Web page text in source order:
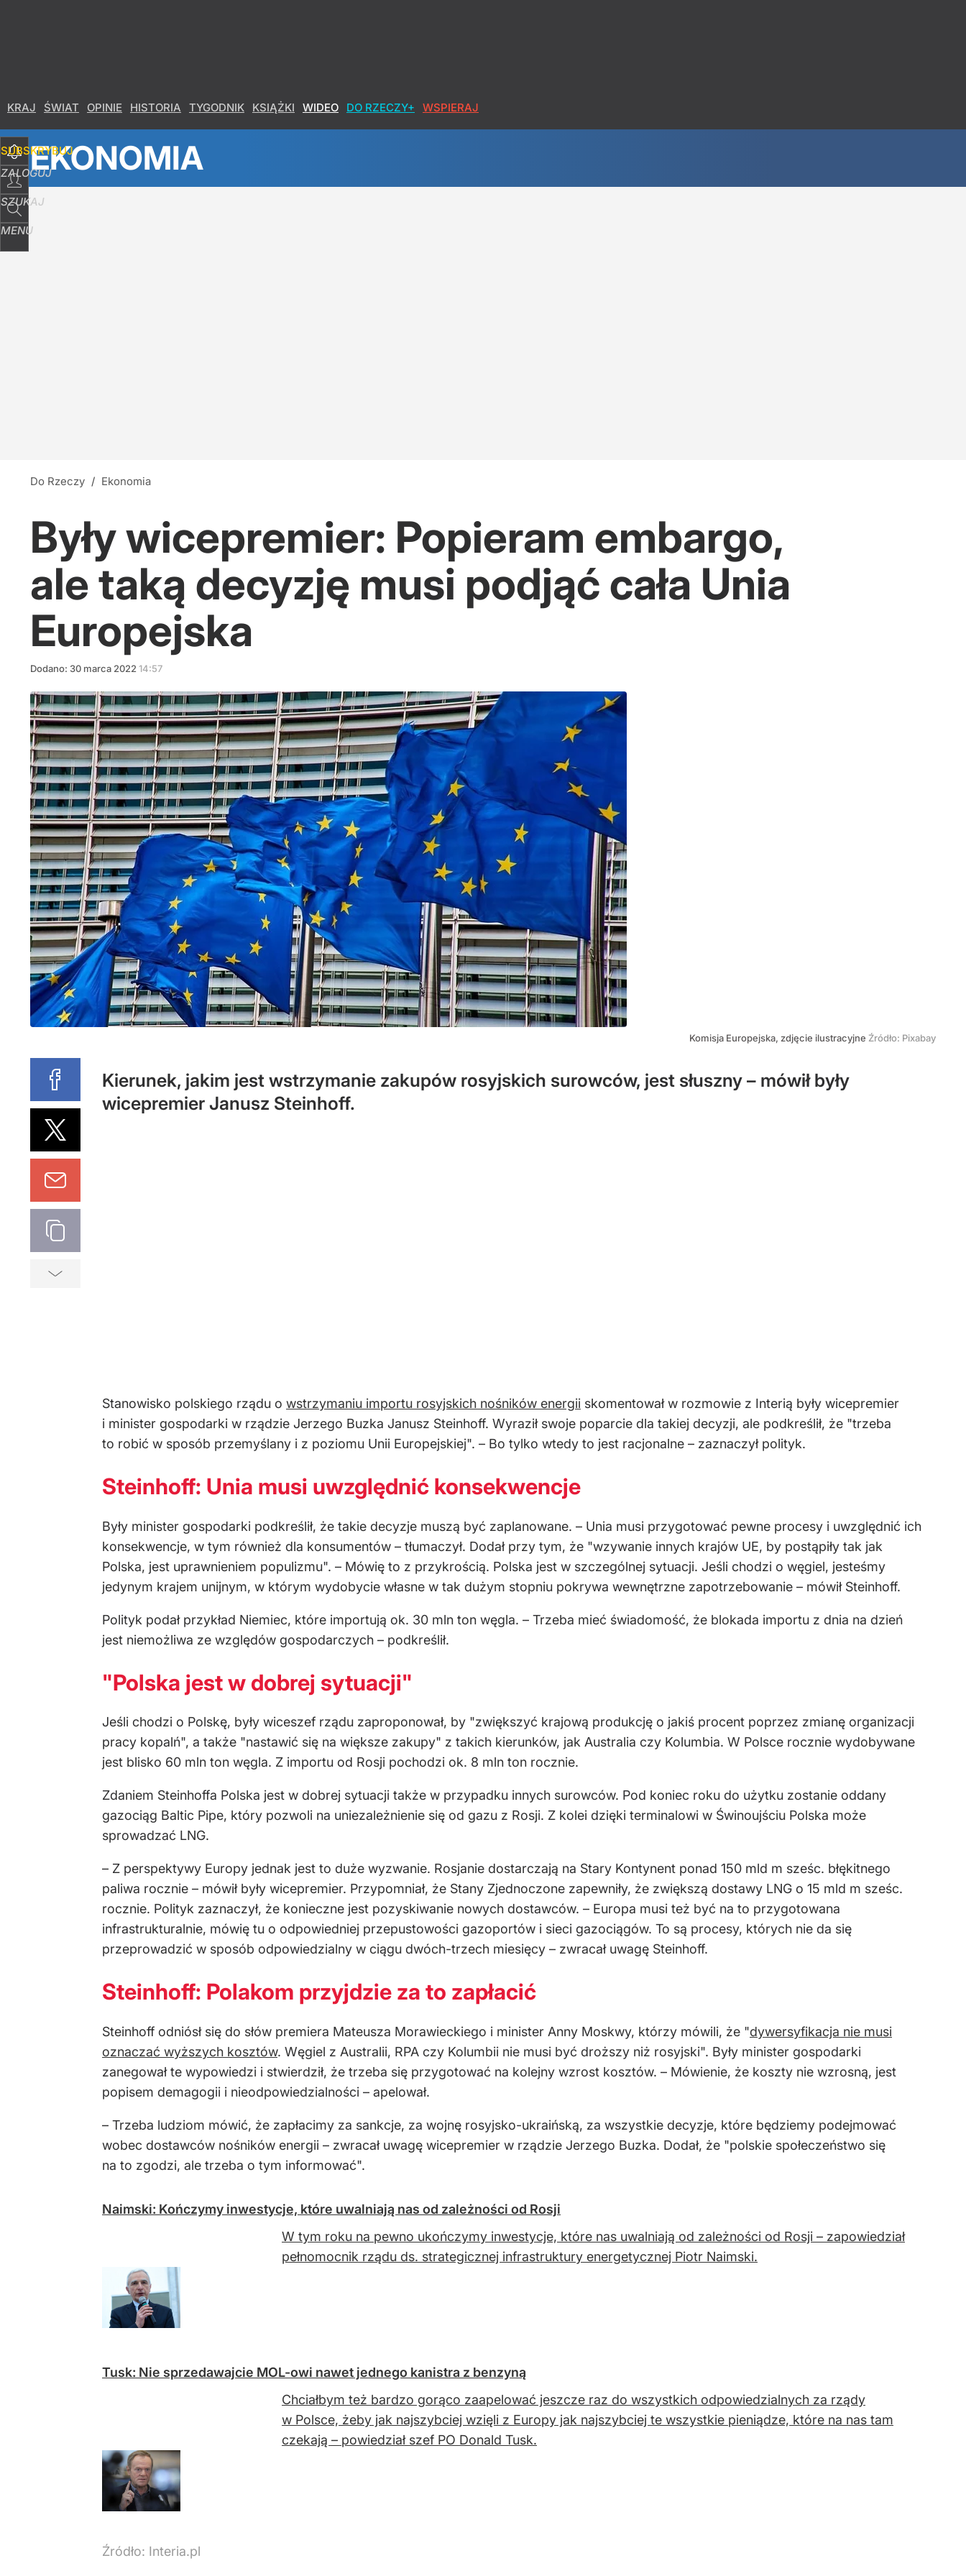
KRAJ ŚWIAT OPINIE HISTORIA TYGODNIK KSIĄŻKI WIDEO DO RZECZY+ WSPIERAJ
SUBSKRYBUJ
ZALOGUJ
SZUKAJ
MENU
EKONOMIA
Do Rzeczy / Ekonomia
Były wicepremier: Popieram embargo,
ale taką decyzję musi podjąć cała Unia
Europejska
Dodano: 30 marca 2022 14:57
Komisja Europejska, zdjęcie ilustracyjne Źródło: Pixabay
Kierunek, jakim jest wstrzymanie zakupów rosyjskich surowców, jest słuszny – mówił były
wicepremier Janusz Steinhoff.
Stanowisko polskiego rządu o wstrzymaniu importu rosyjskich nośników energii skomentował w rozmowie z Interią były wicepremier
i minister gospodarki w rządzie Jerzego Buzka Janusz Steinhoff. Wyraził swoje poparcie dla takiej decyzji, ale podkreślił, że "trzeba
to robić w sposób przemyślany i z poziomu Unii Europejskiej". – Bo tylko wtedy to jest racjonalne – zaznaczył polityk.
Steinhoff: Unia musi uwzględnić konsekwencje
Były minister gospodarki podkreślił, że takie decyzje muszą być zaplanowane. – Unia musi przygotować pewne procesy i uwzględnić ich
konsekwencje, w tym również dla konsumentów – tłumaczył. Dodał przy tym, że "wzywanie innych krajów UE, by postąpiły tak jak
Polska, jest uprawnieniem populizmu". – Mówię to z przykrością. Polska jest w szczególnej sytuacji. Jeśli chodzi o węgiel, jesteśmy
jedynym krajem unijnym, w którym wydobycie własne w tak dużym stopniu pokrywa wewnętrzne zapotrzebowanie – mówił Steinhoff.
Polityk podał przykład Niemiec, które importują ok. 30 mln ton węgla. – Trzeba mieć świadomość, że blokada importu z dnia na dzień
jest niemożliwa ze względów gospodarczych – podkreślił.
"Polska jest w dobrej sytuacji"
Jeśli chodzi o Polskę, były wiceszef rządu zaproponował, by "zwiększyć krajową produkcję o jakiś procent poprzez zmianę organizacji
pracy kopalń", a także "nastawić się na większe zakupy" z takich kierunków, jak Australia czy Kolumbia. W Polsce rocznie wydobywane
jest blisko 60 mln ton węgla. Z importu od Rosji pochodzi ok. 8 mln ton rocznie.
Zdaniem Steinhoffa Polska jest w dobrej sytuacji także w przypadku innych surowców. Pod koniec roku do użytku zostanie oddany
gazociąg Baltic Pipe, który pozwoli na uniezależnienie się od gazu z Rosji. Z kolei dzięki terminalowi w Świnoujściu Polska może
sprowadzać LNG.
– Z perspektywy Europy jednak jest to duże wyzwanie. Rosjanie dostarczają na Stary Kontynent ponad 150 mld m sześc. błękitnego
paliwa rocznie – mówił były wicepremier. Przypomniał, że Stany Zjednoczone zapewniły, że zwiększą dostawy LNG o 15 mld m sześc.
rocznie. Polityk zaznaczył, że konieczne jest pozyskiwanie nowych dostawców. – Europa musi też być na to przygotowana
infrastrukturalnie, mówię tu o odpowiedniej przepustowości gazoportów i sieci gazociągów. To są procesy, których nie da się
przeprowadzić w sposób odpowiedzialny w ciągu dwóch-trzech miesięcy – zwracał uwagę Steinhoff.
Steinhoff: Polakom przyjdzie za to zapłacić
Steinhoff odniósł się do słów premiera Mateusza Morawieckiego i minister Anny Moskwy, którzy mówili, że "dywersyfikacja nie musi
oznaczać wyższych kosztów. Węgiel z Australii, RPA czy Kolumbii nie musi być droższy niż rosyjski". Były minister gospodarki
zanegował te wypowiedzi i stwierdził, że trzeba się przygotować na kolejny wzrost kosztów. – Mówienie, że koszty nie wzrosną, jest
popisem demagogii i nieodpowiedzialności – apelował.
– Trzeba ludziom mówić, że zapłacimy za sankcje, za wojnę rosyjsko-ukraińską, za wszystkie decyzje, które będziemy podejmować
wobec dostawców nośników energii – zwracał uwagę wicepremier w rządzie Jerzego Buzka. Dodał, że "polskie społeczeństwo się
na to zgodzi, ale trzeba o tym informować".
Naimski: Kończymy inwestycje, które uwalniają nas od zależności od Rosji
W tym roku na pewno ukończymy inwestycje, które nas uwalniają od zależności od Rosji – zapowiedział
pełnomocnik rządu ds. strategicznej infrastruktury energetycznej Piotr Naimski.
Tusk: Nie sprzedawajcie MOL-owi nawet jednego kanistra z benzyną
Chciałbym też bardzo gorąco zaapelować jeszcze raz do wszystkich odpowiedzialnych za rządy
w Polsce, żeby jak najszybciej wzięli z Europy jak najszybciej te wszystkie pieniądze, które na nas tam
czekają – powiedział szef PO Donald Tusk.
Źródło: Interia.pl